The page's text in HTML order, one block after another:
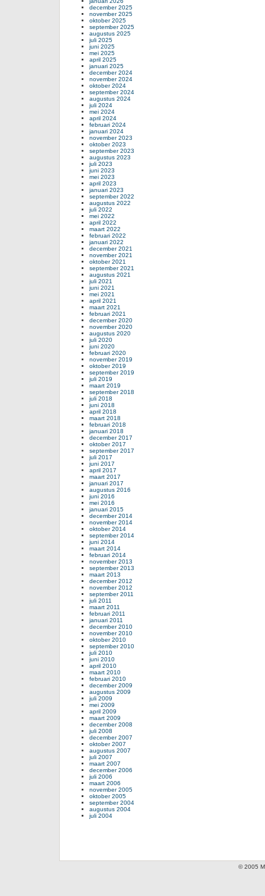
december 2025
november 2025
oktober 2025
september 2025
augustus 2025
juli 2025
juni 2025
mei 2025
april 2025
januari 2025
december 2024
november 2024
oktober 2024
september 2024
augustus 2024
juli 2024
mei 2024
april 2024
februari 2024
januari 2024
november 2023
oktober 2023
september 2023
augustus 2023
juli 2023
juni 2023
mei 2023
april 2023
januari 2023
september 2022
augustus 2022
juli 2022
mei 2022
april 2022
maart 2022
februari 2022
januari 2022
december 2021
november 2021
oktober 2021
september 2021
augustus 2021
juli 2021
juni 2021
mei 2021
april 2021
maart 2021
februari 2021
december 2020
november 2020
augustus 2020
juli 2020
juni 2020
februari 2020
november 2019
oktober 2019
september 2019
juli 2019
maart 2019
september 2018
juli 2018
juni 2018
april 2018
maart 2018
februari 2018
januari 2018
december 2017
oktober 2017
september 2017
juli 2017
juni 2017
april 2017
maart 2017
januari 2017
augustus 2016
juni 2016
mei 2016
januari 2015
december 2014
november 2014
oktober 2014
september 2014
juni 2014
maart 2014
februari 2014
november 2013
september 2013
maart 2013
december 2012
november 2012
september 2011
juli 2011
maart 2011
februari 2011
januari 2011
december 2010
november 2010
oktober 2010
september 2010
juli 2010
juni 2010
april 2010
maart 2010
februari 2010
december 2009
augustus 2009
juli 2009
mei 2009
april 2009
maart 2009
december 2008
juli 2008
december 2007
oktober 2007
augustus 2007
juli 2007
maart 2007
december 2006
juli 2006
maart 2006
november 2005
oktober 2005
september 2004
augustus 2004
juli 2004
© 2005